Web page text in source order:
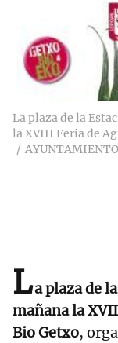
La plaza de la
la XVIII Feria de
La plaza de
mañana la
Bio Getxo,